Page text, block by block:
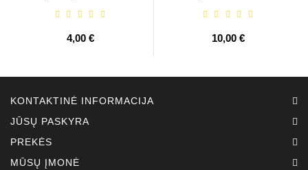
4,00 € 10,00 €
KONTAKTINĖ INFORMACIJA
JŪSŲ PASKYRA
PREKĖS
MŪSŲ ĮMONĖ